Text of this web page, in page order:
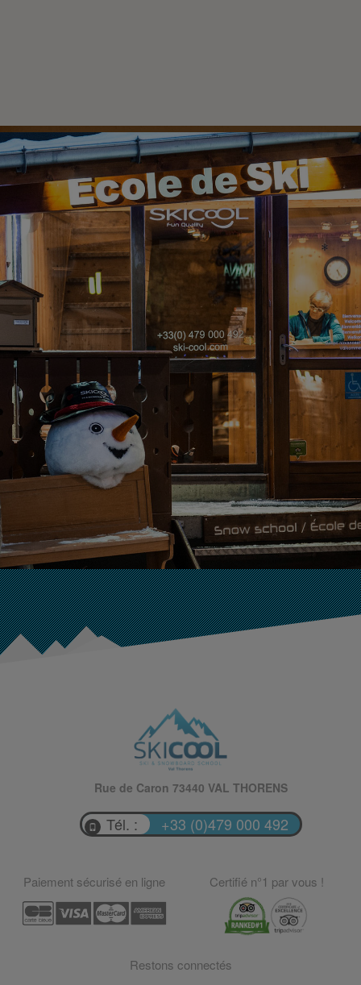
Rue de Caron 73440 VAL THORENS
Tél. : +33 (0)479 000 492
Paiement sécurisé en ligne Certifié n°1 par vous !
Restons connectés